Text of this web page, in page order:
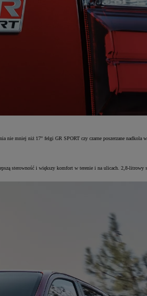
mniej niż 17'' felgi GR SPORT czy czarne poszerzane nadkola
sterowność i większy komfort w terenie i na ulicach. 2,8-